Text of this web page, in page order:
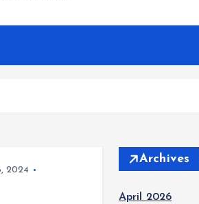
2024
Archives
April 2026